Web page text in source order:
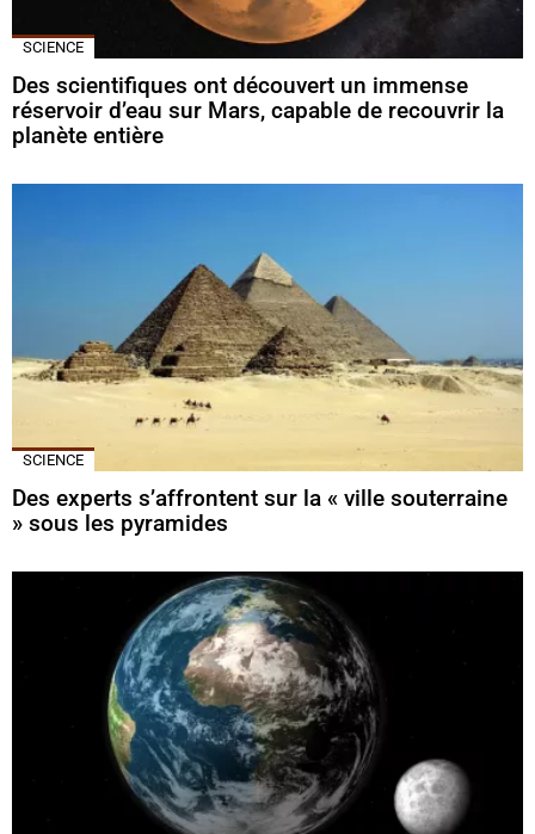
SCIENCE
Des scientifiques ont découvert un immense
réservoir d’eau sur Mars, capable de recouvrir la
planète entière
SCIENCE
Des experts s’affrontent sur la « ville souterraine
» sous les pyramides